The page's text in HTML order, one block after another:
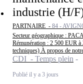
industrie (H/
PARTNAIRE - 84 -
Secteur géographique :
Rémunération : 2 500 EUR
techniques) À propos de
CDI - Temps plein
Publié il y a 3 jours